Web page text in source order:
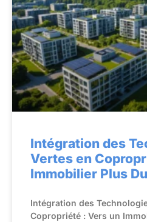
Intégration des
Vertes en
Immobilier Plus
Intégration des
Copropriété : Vers un